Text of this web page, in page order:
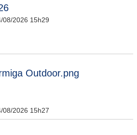
2026 15h29
Outdoor.png
2026 15h27